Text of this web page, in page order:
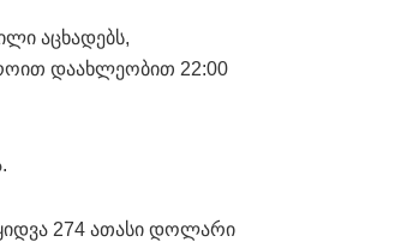
აცხადებს,
დაახლეობით 22:00
274 ათასი დოლარი